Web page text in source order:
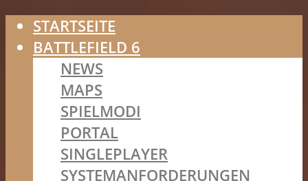
STARTSEITE
BATTLEFIELD 6
NEWS
MAPS
SPIELMODI
PORTAL
SINGLEPLAYER
SYSTEMANFORDERUNGEN